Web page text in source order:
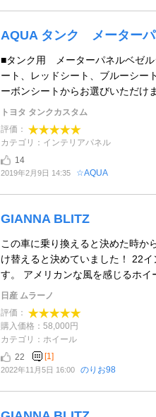
AQUA タンク メーター
■タンク用 メーターパネルベゼル
ート、レッドシート、ブルーシー
ーボンシートからお選びいただけ
トヨタ タンクカスタム
評価：
カテゴリ：インテリアパネル
14
2019年2月9日 14:35 ☆AQUA
GIANNA BLITZ
この車に乗り換えると決めた時か
け替えると決めていました！ 22
す。 アメリカンな風を感じるホイ
日産 ムラーノ
評価：
購入価格：58,000円
カテゴリ：ホイール
22
[1]
2022年11月5日 16:00 のりお98